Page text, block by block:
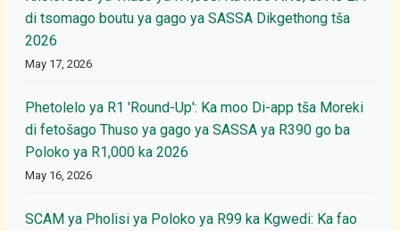
di tsomago boutu ya gago ya SASSA Dikgethong tša
2026
May 17, 2026
Phetolelo ya R1 'Round-Up': Ka moo Di-app tša Moreki
di fetošago Thuso ya gago ya SASSA ya R390 go ba
Poloko ya R1,000 ka 2026
May 16, 2026
SCAM ya Pholisi ya Poloko ya R99 ka Kgwedi: Ka fao